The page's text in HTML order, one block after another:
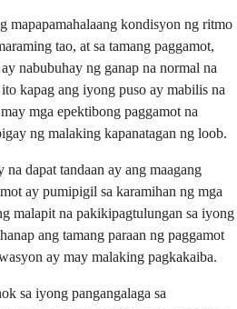
mapapamahalaang kondisyon ng ritmo
tao, at sa tamang paggamot,
nabubuhay ng ganap na normal na
kapag ang iyong puso ay mabilis na
mga epektibong paggamot na
ng malaking kapanatagan ng loob.
dapat tandaan ay ang maagang
ay pumipigil sa karamihan ng mga
malapit na pakikipagtulungan sa iyong
ang tamang paraan ng paggamot
ay may malaking pagkakaiba.
sa iyong pangangalaga sa